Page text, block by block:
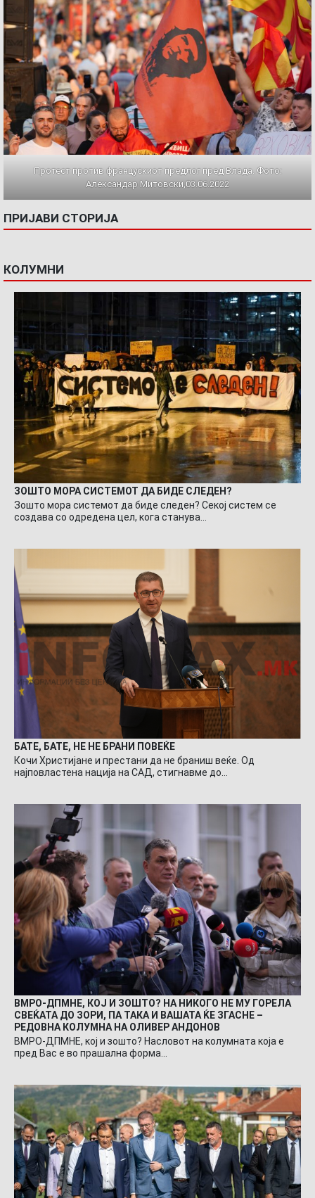
Протест против францускиот предлог пред Влада. Фото:
Александар Митовски,03.06.2022
ПРИЈАВИ СТОРИЈА
КОЛУМНИ
ЗОШТО МОРА СИСТЕМОТ ДА БИДЕ СЛЕДЕН?
Зошто мора системот да биде следен? Секој систем се
создава со одредена цел, кога станува…
БАТЕ, БАТЕ, НЕ НЕ БРАНИ ПОВЕЌЕ
Кочи Христијане и престани да не браниш веќе. Од
најповластена нација на САД, стигнавме до…
ВМРО-ДПМНЕ, КОЈ И ЗОШТО? НА НИКОГО НЕ МУ ГОРЕЛА
СВЕЌАТА ДО ЗОРИ, ПА ТАКА И ВАШАТА ЌЕ ЗГАСНЕ –
РЕДОВНА КОЛУМНА НА ОЛИВЕР АНДОНОВ
ВМРО-ДПМНЕ, кој и зошто? Насловот на колумната која е
пред Вас е во прашална форма…